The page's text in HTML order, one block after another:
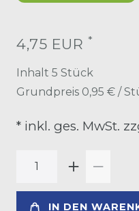
4,75 EUR *
Inhalt 5 Stück
Grundpreis 0,95 € /
* inkl. ges. MwSt.
IN DEN